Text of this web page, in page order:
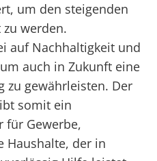
um den steigenden
werden.
auf Nachhaltigkeit und
auch in Zukunft eine
zu gewährleisten. Der
somit ein
für Gewerbe,
Haushalte, der in